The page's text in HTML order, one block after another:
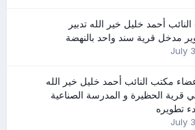
أحمد خليل خير الله تدبير
مدخل قرية سند واحد بالنهضة
July 3
مكتب النائب أحمد خليل خير الله
قرية الحظيرة و المدرسة الصناعية
تطويره
July 3